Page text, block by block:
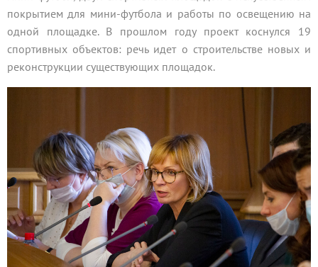
покрытием для мини-футбола и работы по освещению на
одной площадке. В прошлом году проект коснулся 19
спортивных объектов: речь идет о строительстве новых и
реконструкции существующих площадок.